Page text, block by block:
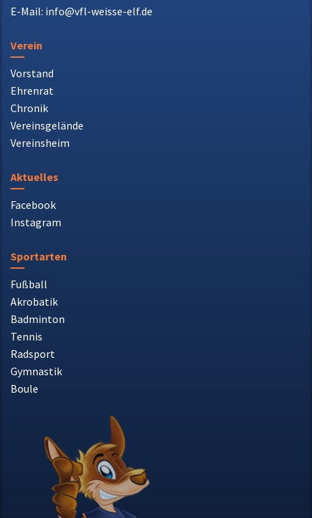
E-Mail: info@vfl-weisse-elf.de
Verein
Vorstand
Ehrenrat
Chronik
Vereinsgelände
Vereinsheim
Aktuelles
Facebook
Instagram
Sportarten
Fußball
Akrobatik
Badminton
Tennis
Radsport
Gymnastik
Boule